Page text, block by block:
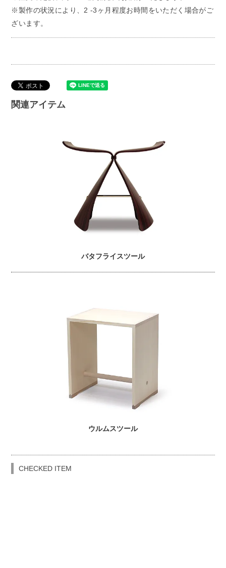
※製作の状況により、2 -3ヶ月程度お時間をいただく場合がご
ざいます。
関連アイテム
バタフライスツール
ウルムスツール
CHECKED ITEM